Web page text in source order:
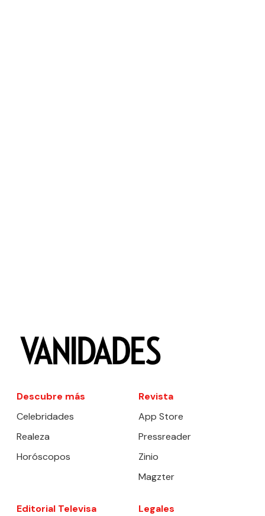
Descubre más
Celebridades
Realeza
Horóscopos
Revista
App Store
Pressreader
Zinio
Magzter
Editorial Televisa
Legales